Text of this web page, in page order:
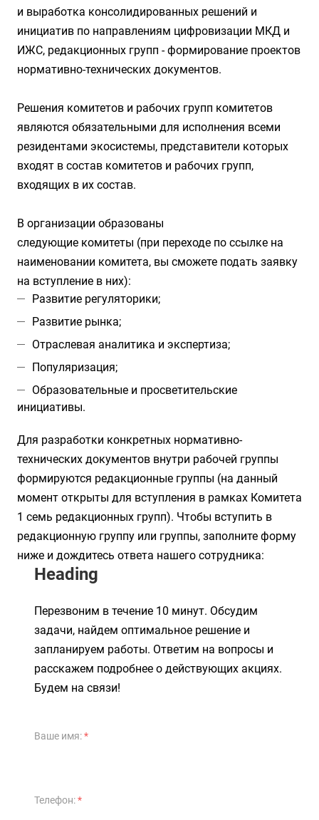
и выработка консолидированных решений и
инициатив по направлениям цифровизации МКД и
ИЖС, редакционных групп - формирование проектов
нормативно-технических документов.
Решения комитетов и рабочих групп комитетов
являются обязательными для исполнения всеми
резидентами экосистемы, представители которых
входят в состав комитетов и рабочих групп,
входящих в их состав.
В организации образованы
следующие комитеты (при переходе по ссылке на
наименовании комитета, вы сможете подать заявку
на вступление в них):
Развитие регуляторики;
Развитие рынка;
Отраслевая аналитика и экспертиза;
Популяризация;
Образовательные и просветительские
инициативы.
Для разработки конкретных нормативно-
технических документов внутри рабочей группы
формируются редакционные группы (на данный
момент открыты для вступления в рамках Комитета
1 семь редакционных групп). Чтобы вступить в
редакционную группу или группы, заполните форму
ниже и дождитесь ответа нашего сотрудника:
Heading
Перезвоним в течение 10 минут. Обсудим
задачи, найдем оптимальное решение и
запланируем работы. Ответим на вопросы и
расскажем подробнее о действующих акциях.
Будем на связи!
Ваше имя:*
Телефон:*